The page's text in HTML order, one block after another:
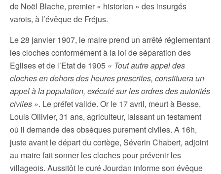
de Noël Blache, premier « historien » des insurgés
varois, à l’évêque de Fréjus.
Le 28 janvier 1907, le maire prend un arrêté réglementant
les cloches conformément à la loi de séparation des
Eglises et de l’Etat de 1905 « Tout autre appel des
cloches en dehors des heures prescrites, constituera un
appel à la population, exécuté sur les ordres des autorités
civiles ». Le préfet valide. Or le 17 avril, meurt à Besse,
Louis Ollivier, 31 ans, agriculteur, laissant un testament
où il demande des obsèques purement civiles. A 16h,
juste avant le départ du cortège, Séverin Chabert, adjoint
au maire fait sonner les cloches pour prévenir les
villageois. Aussitôt le curé Jourdan informe son évêque